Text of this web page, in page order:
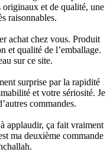
originaux et de qualité, une
raisonnables.
achat chez vous. Produit
et qualité de l’emballage.
sur ce site.
surprise par la rapidité
et votre sériosité. Je
commandes.
applaudir, ça fait vraiment
ma deuxième commande